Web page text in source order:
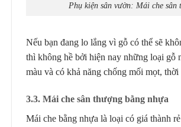
Phụ kiện sân vườn: Mái che sân
Nếu bạn đang lo lắng vì gỗ có thể sẽ
thì không hề bởi hiện nay những loại gỗ
màu và có khả năng chống mối mọt, thời
3.3. Mái che sân thượng bằng nhựa
Mái che bằng nhựa là loại có giá thành